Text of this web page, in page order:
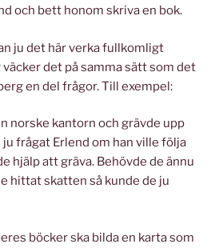
och bett honom skriva en bok.
ju det här verka fullkomligt
det på samma sätt som det
en del frågor. Till exempel:
norske kantorn och grävde upp
frågat Erlend om han ville följa
hjälp att gräva. Behövde de ännu
hittat skatten så kunde de ju
böcker ska bilda en karta som